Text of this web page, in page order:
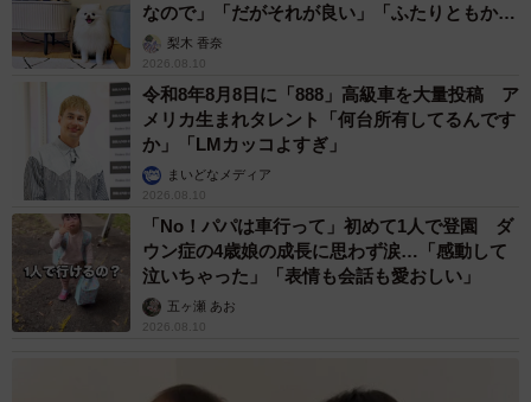
なので」「だがそれが良い」「ふたりともかわ
いいね」
梨木 香奈
2026.08.10
令和8年8月8日に「888」高級車を大量投稿 ア
メリカ生まれタレント「何台所有してるんです
か」「LMカッコよすぎ」
まいどなメディア
2026.08.10
「No！パパは車行って」初めて1人で登園 ダ
ウン症の4歳娘の成長に思わず涙…「感動して
泣いちゃった」「表情も会話も愛おしい」
五ヶ瀬 あお
2026.08.10